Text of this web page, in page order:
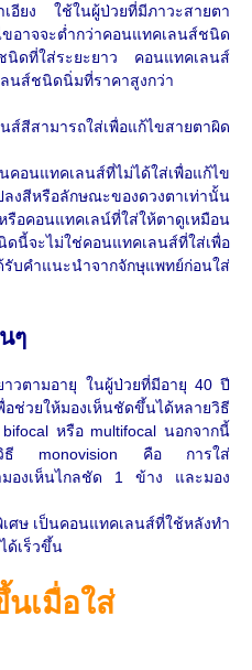
ยง ใช้ในผู้ป่วยที่มีภาวะสายตา
อาจจะต่ำกว่าคอนแทคเลนส์ชนิด
ดที่ใส่ระยะยาว คอนแทคเลนส์
นส์ชนิดนิ่มที่ราคาสูงกว่า
สามารถใส่เพื่อแก้ไขสายตาผิด
อนแทคเลนส์ที่ไม่ได้ใส่เพื่อแก้ไข
งสีหรือลักษณะของดวงตาเท่านั้น
อนแทคเลน์ที่ใส่ให้ตาดูเหมือน
นี้จะไม่ใช่คอนแทคเลนส์ที่ใส่เพื่อ
คำแนะนำจากจักษุแพทย์ก่อนใส่
ๆ
วตามอายุ ในผู้ป่วยที่มีอายุ 40 ปี
ยให้มองเห็นชัดขึ้นได้หลายวิธี
หรือ multifocal นอกจากนี้
บวิธี monovision คือ การใส่
มองเห็นไกลชัด 1 ข้าง และมอง
ษ เป็นคอนแทคเลนส์ที่ใช้หลังทำ
ด้เร็วขึ้น
นเมื่อใส่